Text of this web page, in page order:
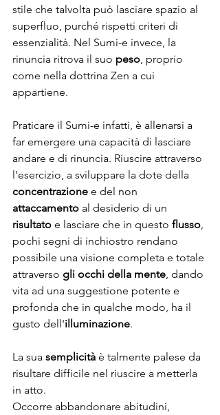
stile che talvolta può lasciare spazio al
superfluo, purché rispetti criteri di
essenzialità. Nel Sumi-e invece, la
rinuncia ritrova il suo peso , proprio
come nella dottrina Zen a cui
appartiene.
Praticare il Sumi-e infatti, è allenarsi a
far emergere una capacità di lasciare
andare e di rinuncia. Riuscire attraverso
l'esercizio, a sviluppare la dote della
concentrazione e del non
attaccamento al desiderio di un
risultato e lasciare che in questo flusso
pochi segni di inchiostro rendano
possibile una visione completa e totale
attraverso gli occhi della mente , dando
vita ad una suggestione potente e
profonda che in qualche modo, ha il
gusto dell'illuminazione.
La sua semplicità è talmente palese da
risultare difficile nel riuscire a metterla
in atto.
Occorre abbandonare abitudini,